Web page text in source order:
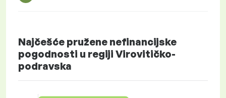
Najčešće pružene nefinancijske
pogodnosti u regiji Virovitičko-
podravska